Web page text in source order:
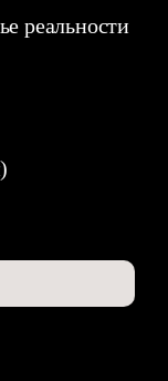
реальности